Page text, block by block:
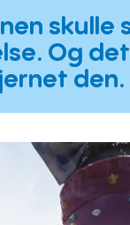
skulle
Og
den.